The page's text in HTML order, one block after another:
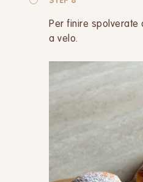
Per finire spolverate
a velo.